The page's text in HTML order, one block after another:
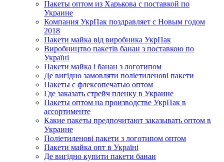
Пакеты оптом из Харькова с поставкой по
Украине
Компания УкрПак поздравляет с Новым годом
2018
Пакети майка від виробника УкрПак
Виробництво пакетів банан з поставкою по
Україні
Пакети майка і банан з логотипом
Де вигідно замовляти поліетиленові пакети
Пакеты с флексопечатью оптом
Где заказать стрейч пленку в Украине
Пакеты оптом на производстве УкрПак в
ассортименте
Какие пакеты предпочитают заказывать оптом в
Украине
Поліетиленові пакети з логотипом оптом
Пакети майка опт в Україні
Де вигідно купити пакети банан